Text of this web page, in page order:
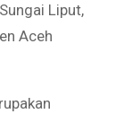
Liput,
Aceh